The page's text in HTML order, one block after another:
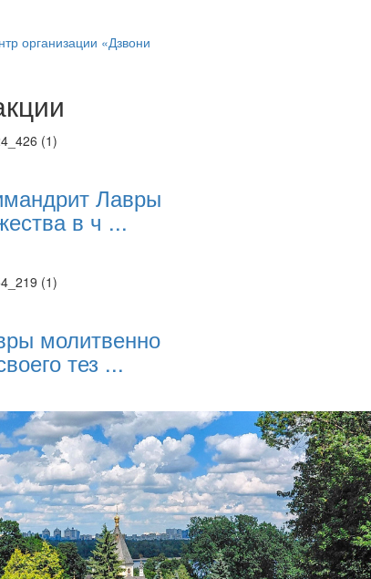
организации «Дзвони
Лавры
в ч ...
молитвенно
тез ...